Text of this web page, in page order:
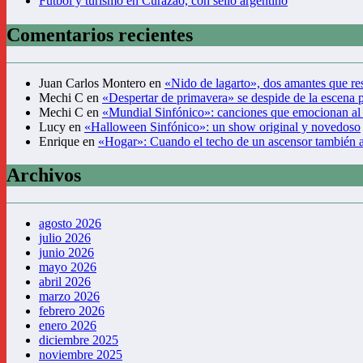
Comentarios recientes
Juan Carlos Montero en «Nido de lagarto», dos amantes que
Mechi C en «Despertar de primavera» se despide de la escena
Mechi C en «Mundial Sinfónico»: canciones que emocionan al
Lucy en «Halloween Sinfónico»: un show original y novedoso
Enrique en «Hogar»: Cuando el techo de un ascensor también
Archivos
agosto 2026
julio 2026
junio 2026
mayo 2026
abril 2026
marzo 2026
febrero 2026
enero 2026
diciembre 2025
noviembre 2025